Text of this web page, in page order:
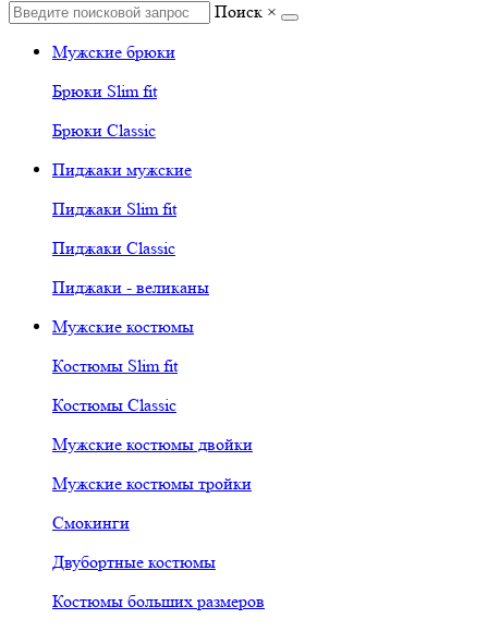
Поиск ×
Мужские брюки
Брюки Slim fit
Брюки Classic
Пиджаки мужские
Пиджаки Slim fit
Пиджаки Classic
Пиджаки - великаны
Мужские костюмы
Костюмы Slim fit
Костюмы Classic
Мужские костюмы двойки
Мужские костюмы тройки
Смокинги
Двубортные костюмы
Костюмы больших размеров